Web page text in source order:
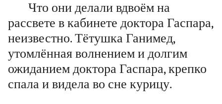
Что они делали вдвоём на
рассвете в кабинете доктора Гаспара,
неизвестно. Тётушка Ганимед,
утомлённая волнением и долгим
ожиданием доктора Гаспара, крепко
спала и видела во сне курицу.